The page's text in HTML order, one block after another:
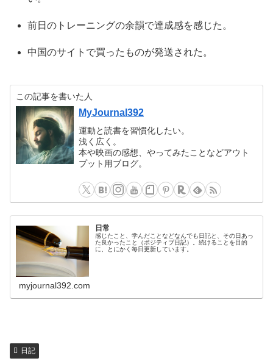
前日のトレーニングの余韻で達成感を感じた。
中国のサイトで買ったものが発送された。
この記事を書いた人
MyJournal392
運動と読書を習慣化したい。
浅く広く。
本や映画の感想、やってみたことなどアウト
プット用ブログ。
日常
感じたこと、学んだことなどなんでも日記と、その日あっ
た良かったこと（ポジティブ日記）。続けることを目的
に、とにかく毎日更新しています。
myjournal392.com
日記